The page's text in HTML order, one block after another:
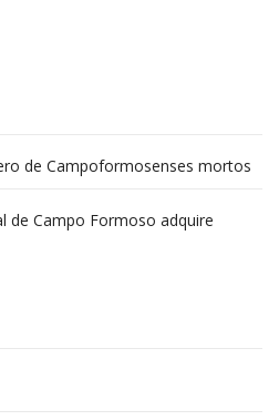
de Campoformosenses mortos
em desabamentos são
de Campo Formoso adquire